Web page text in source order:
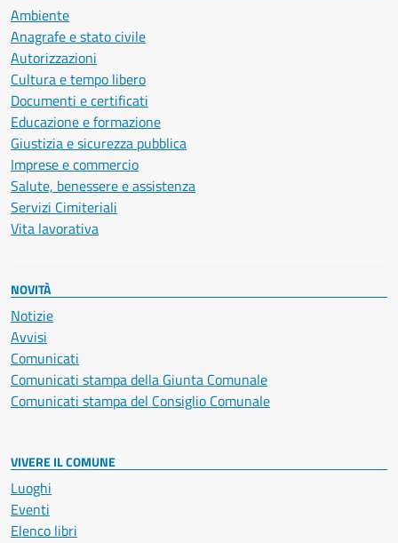
Ambiente
Anagrafe e stato civile
Autorizzazioni
Cultura e tempo libero
Documenti e certificati
Educazione e formazione
Giustizia e sicurezza pubblica
Imprese e commercio
Salute, benessere e assistenza
Servizi Cimiteriali
Vita lavorativa
NOVITÀ
Notizie
Avvisi
Comunicati
Comunicati stampa della Giunta Comunale
Comunicati stampa del Consiglio Comunale
VIVERE IL COMUNE
Luoghi
Eventi
Elenco libri